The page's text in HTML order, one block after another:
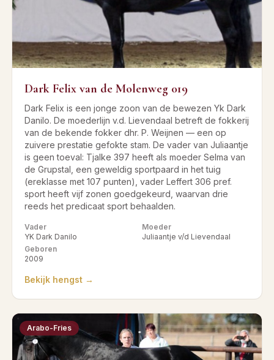
Dark Felix van de Molenweg 019
Dark Felix is een jonge zoon van de bewezen Yk Dark
Danilo. De moederlijn v.d. Lievendaal betreft de fokkerij
van de bekende fokker dhr. P. Weijnen — een op
zuivere prestatie gefokte stam. De vader van Juliaantje
is geen toeval: Tjalke 397 heeft als moeder Selma van
de Grupstal, een geweldig sportpaard in het tuig
(ereklasse met 107 punten), vader Leffert 306 pref.
sport heeft vijf zonen goedgekeurd, waarvan drie
reeds het predicaat sport behaalden.
Vader
YK Dark Danilo
Moeder
Juliaantje v/d Lievendaal
Geboren
2009
Bekijk hengst →
Arabo-Fries